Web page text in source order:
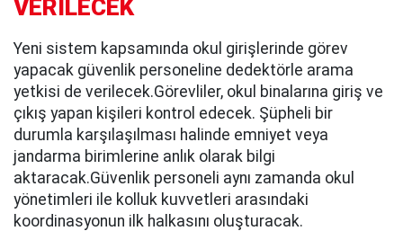
VERİLECEK
Yeni sistem kapsamında okul girişlerinde görev
yapacak güvenlik personeline dedektörle arama
yetkisi de verilecek.Görevliler, okul binalarına giriş ve
çıkış yapan kişileri kontrol edecek. Şüpheli bir
durumla karşılaşılması halinde emniyet veya
jandarma birimlerine anlık olarak bilgi
aktaracak.Güvenlik personeli aynı zamanda okul
yönetimleri ile kolluk kuvvetleri arasındaki
koordinasyonun ilk halkasını oluşturacak.